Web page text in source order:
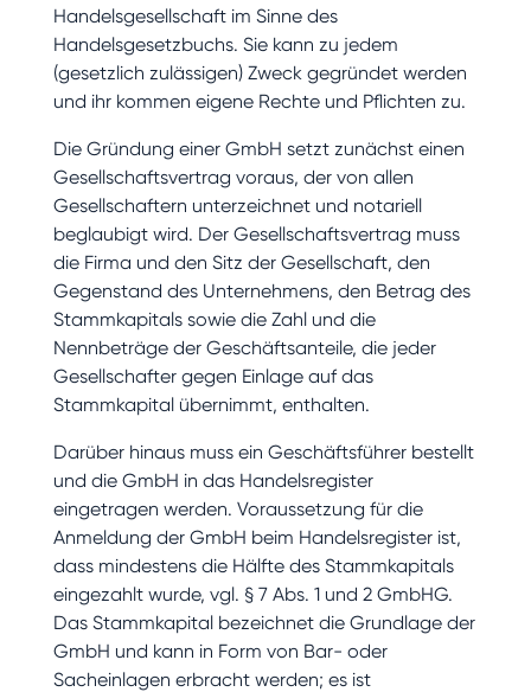
Handelsgesellschaft im Sinne des
Handelsgesetzbuchs. Sie kann zu jedem
(gesetzlich zulässigen) Zweck gegründet werden
und ihr kommen eigene Rechte und Pflichten zu.
Die Gründung einer GmbH setzt zunächst einen
Gesellschaftsvertrag voraus, der von allen
Gesellschaftern unterzeichnet und notariell
beglaubigt wird. Der Gesellschaftsvertrag muss
die Firma und den Sitz der Gesellschaft, den
Gegenstand des Unternehmens, den Betrag des
Stammkapitals sowie die Zahl und die
Nennbeträge der Geschäftsanteile, die jeder
Gesellschafter gegen Einlage auf das
Stammkapital übernimmt, enthalten.
Darüber hinaus muss ein Geschäftsführer bestellt
und die GmbH in das Handelsregister
eingetragen werden. Voraussetzung für die
Anmeldung der GmbH beim Handelsregister ist,
dass mindestens die Hälfte des Stammkapitals
eingezahlt wurde, vgl. § 7 Abs. 1 und 2 GmbHG.
Das Stammkapital bezeichnet die Grundlage der
GmbH und kann in Form von Bar- oder
Sacheinlagen erbracht werden; es ist